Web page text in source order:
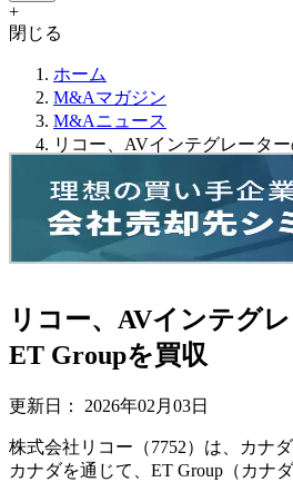
+
閉じる
ホーム
M&Aマガジン
M&Aニュース
リコー、AVインテグレータ
リコー、AVインテグ
ET Groupを買収
更新日： 2026年02月03日
株式会社リコー（7752）は、カナ
カナダを通じて、ET Group（カナ